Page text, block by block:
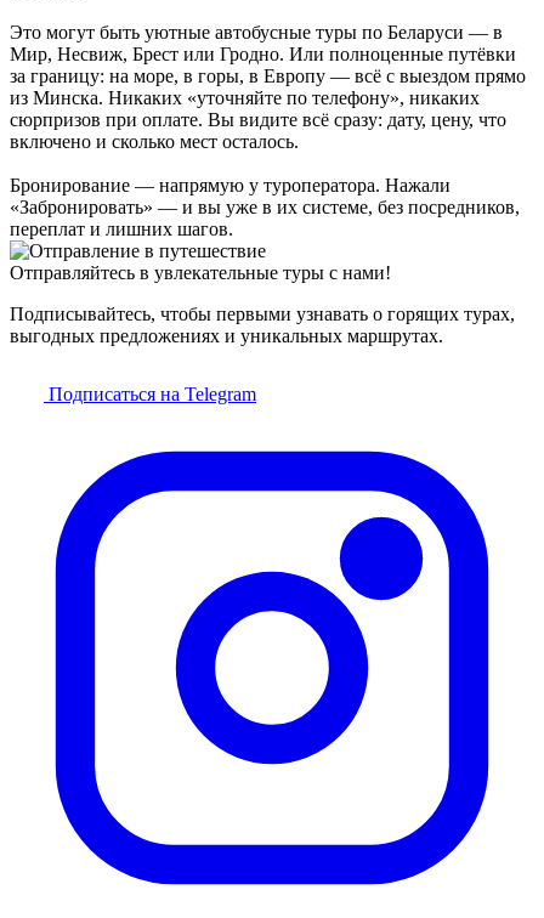
Это могут быть уютные автобусные туры по Беларуси — в
Мир, Несвиж, Брест или Гродно. Или полноценные путёвки
за границу: на море, в горы, в Европу — всё с выездом прямо
из Минска. Никаких «уточняйте по телефону», никаких
сюрпризов при оплате. Вы видите всё сразу: дату, цену, что
включено и сколько мест осталось.
Бронирование — напрямую у туроператора. Нажали
«Забронировать» — и вы уже в их системе, без посредников,
переплат и лишних шагов.
Отправляйтесь в увлекательные туры с нами!
Подписывайтесь, чтобы первыми узнавать о горящих турах,
выгодных предложениях и уникальных маршрутах.
Подписаться на Telegram